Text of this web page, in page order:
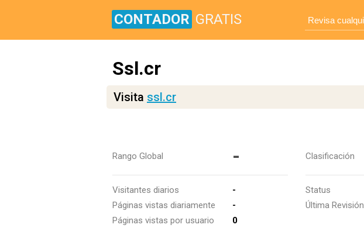
CONTADOR GRATIS
Ssl.cr
Visita ssl.cr
Rango Global -
Visitantes diarios
-
Páginas vistas diariamente
-
Páginas vistas por usuario
0
Clasificación
Status
Última Revisión